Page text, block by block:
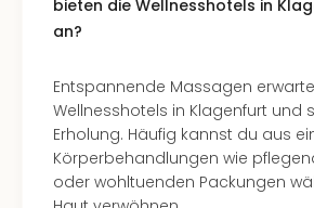
bieten die Wellnesshotels in
an?
Entspannende Massagen
Wellnesshotels in Klagenfurt und
Erholung. Häufig kannst du aus
Körperbehandlungen wie
oder wohltuenden Packungen